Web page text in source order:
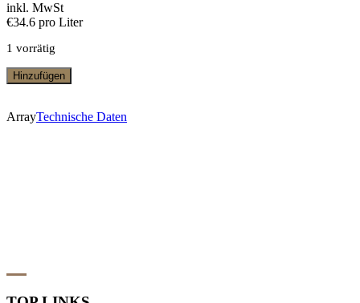
inkl. MwSt
€34.6 pro Liter
1 vorrätig
Rotwein
La
Unánime
Hinzufügen
ArrayTechnische Daten